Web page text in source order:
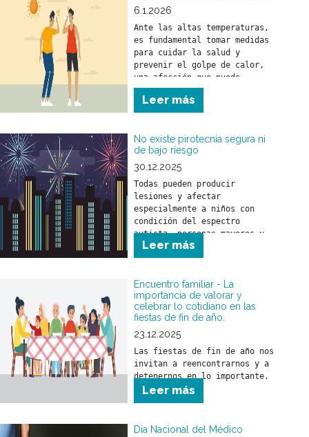
6.1.2026
Ante las altas temperaturas,
es fundamental tomar medidas
para cuidar la salud y
prevenir el golpe de calor,
una afección que puede
afectar a personas de
Leer más
No existe pirotecnia segura ni
de bajo riesgo
30.12.2025
Todas pueden producir
lesiones y afectar
especialmente a niños con
condición del espectro
autista, personas mayores y
animales.
Leer más
Encuentro familiar - La
importancia de valorar y
celebrar lo cotidiano en las
fiestas de fin de año.
23.12.2025
Las fiestas de fin de año nos
invitan a reencontrarnos y a
detenernos en lo importante.
Leer más
Día Nacional del Médico